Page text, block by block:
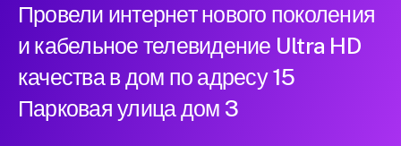
Провели интернет нового поколения
и кабельное телевидение Ultra HD
качества в дом по адресу 15
Парковая улица дом 3